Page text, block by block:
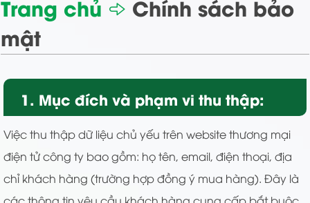
Trang chủ
Chính sách bảo
mật
1. Mục đích và phạm vi thu thập:
Việc thu thập dữ liệu chủ yếu trên website thương mại
điện tử công ty bao gồm: họ tên, email, điện thoại, địa
chỉ khách hàng (trường hợp đồng ý mua hàng). Đây là